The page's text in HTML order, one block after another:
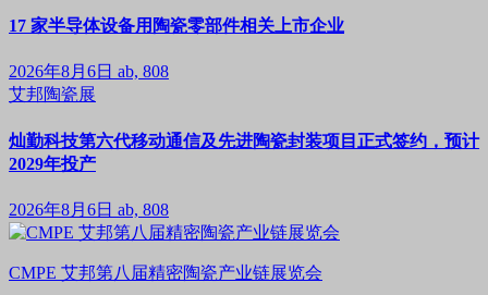
17 家半导体设备用陶瓷零部件相关上市企业
2026年8月6日 ab, 808
艾邦陶瓷展
灿勤科技第六代移动通信及先进陶瓷封装项目正式签约，预计
2029年投产
2026年8月6日 ab, 808
CMPE 艾邦第八届精密陶瓷产业链展览会